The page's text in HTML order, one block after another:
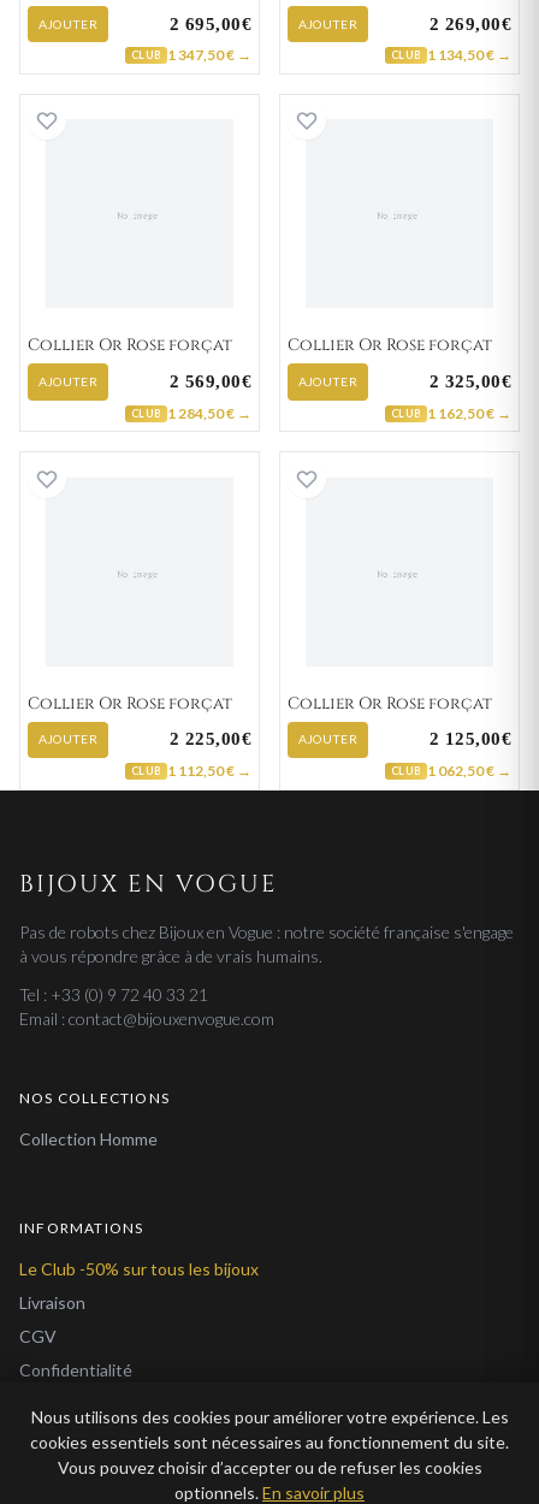
AJOUTER 2 695,00€
CLUB 1 347,50 € →
AJOUTER 2 269,00€
CLUB 1 134,50 € →
Collier Or Rose forçat
Collier Or Rose forçat
AJOUTER 2 569,00€
CLUB 1 284,50 € →
Collier Or Rose forçat
AJOUTER 2 325,00€
CLUB 1 162,50 € →
Collier Or Rose forçat
Collier Or Rose forçat
AJOUTER 2 225,00€
CLUB 1 112,50 € →
Collier Or Rose forçat
AJOUTER 2 125,00€
CLUB 1 062,50 € →
BIJOUX EN VOGUE
Pas de robots chez Bijoux en Vogue : notre société française s'engage
à vous répondre grâce à de vrais humains.
Tel : +33 (0) 9 72 40 33 21
Email : contact@bijouxenvogue.com
NOS COLLECTIONS
Collection Homme
INFORMATIONS
Le Club -50% sur tous les bijoux
Livraison
CGV
Confidentialité
À Propos
Nous utilisons des cookies pour améliorer votre expérience. Les
cookies essentiels sont nécessaires au fonctionnement du site.
Vous pouvez choisir d’accepter ou de refuser les cookies
optionnels.En savoir plus